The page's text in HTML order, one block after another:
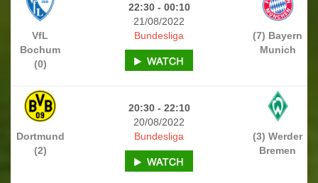
22:30 - 00:10
21/08/2022
VfL
Bochum
(0)
(7) Bayern
Munich
Bundesliga
20:30 - 22:10
20/08/2022
Dortmund
(2)
(3) Werder
Bremen
Bundesliga